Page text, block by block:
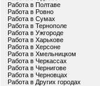
Работа в Полтаве
Работа в Ровно
Работа в Сумах
Работа в Тернополе
Работа в Ужгороде
Работа в Харькове
Работа в Херсоне
Работа в Хмельницком
Работа в Черкассах
Работа в Чернигове
Работа в Черновцах
Работа в Других городах